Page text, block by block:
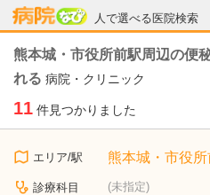
人で選べる医院検索
病院なび
熊本城・市役所前駅周辺の便
れる 病院・クリニック
11 件見つかりました
エリア/駅 熊本城・市役所
診療科目 (未指定)